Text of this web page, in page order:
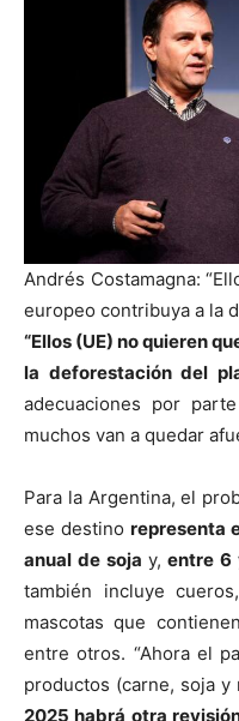
Andrés Costamagna:
europeo contribuya a la
“Ellos (UE) no quieren
la deforestación del
adecuaciones por
muchos van a quedar
Para la Argentina, el
ese destinorepresenta
anual de soja y,entre 6
también incluye
mascotas que
entre otros. “Ahora el
productos (carne, soja
2025 habrá otra